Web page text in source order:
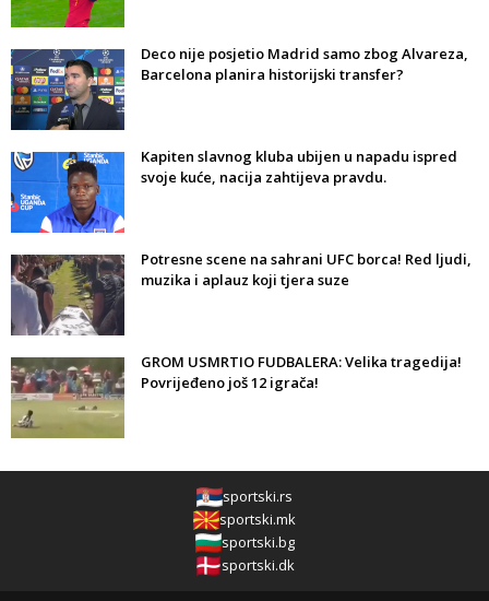
Deco nije posjetio Madrid samo zbog Alvareza,
Barcelona planira historijski transfer?
Kapiten slavnog kluba ubijen u napadu ispred
svoje kuće, nacija zahtijeva pravdu.
Potresne scene na sahrani UFC borca! Red ljudi,
muzika i aplauz koji tjera suze
GROM USMRTIO FUDBALERA: Velika tragedija!
Povrijeđeno još 12 igrača!
sportski.rs
sportski.mk
sportski.bg
sportski.dk